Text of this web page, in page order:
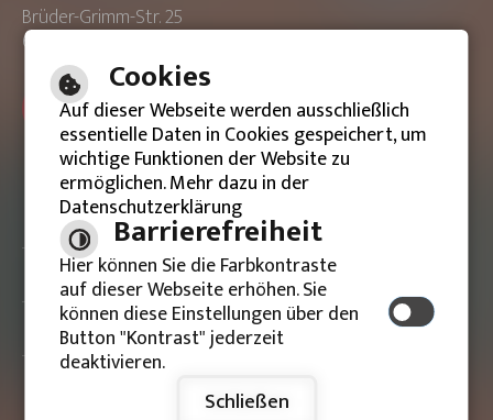
Brüder-Grimm-Str. 25
63533 Mainhausen
ONLINE-TERMIN BUCHEN
Barrierefreie Ansicht
Impressum
Datenschutzerklärung
Cookies
Auf dieser Webseite werden ausschließlich
essentielle Daten in Cookies gespeichert, um
wichtige Funktionen der Website zu
ermöglichen. Mehr dazu in der
Datenschutzerklärung
Barrierefreiheit
Hier können Sie die Farbkontraste
auf dieser Webseite erhöhen. Sie
können diese Einstellungen über den
Button "Kontrast" jederzeit
deaktivieren.
Schließen